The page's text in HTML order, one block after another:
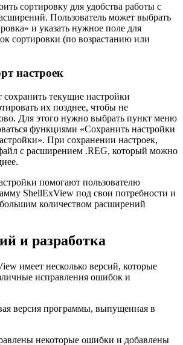
сортировку для удобства работы с
Пользователь может выбрать
и указать нужное поле для
сортировки (по возрастанию или
настроек
сохранить текущие настройки
их позднее, чтобы не
Для этого нужно выбрать пункт меню
функциями «Сохранить настройки
При сохранении настроек,
с расширением .REG, который можно
помогают пользователю
ShellExView под свои потребности и
количеством расширений
и разработка
имеет несколько версий, которые
исправления ошибок и
версия программы, выпущенная в
некоторые ошибки и добавлены